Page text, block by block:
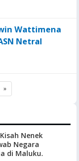
Wattimena
Netral
»
Nenek
Negara
di Maluku.